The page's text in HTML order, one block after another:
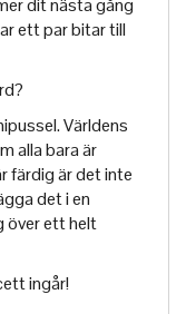
dit nästa gång
ett par bitar till
Världens
alla bara är
färdig är det inte
det i en
över ett helt
ingår!